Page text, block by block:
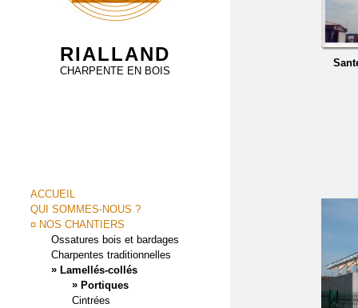
RIALLAND
CHARPENTE EN BOIS
ACCUEIL
QUI SOMMES-NOUS ?
¤ NOS CHANTIERS
Ossatures bois et bardages
Charpentes traditionnelles
» Lamellés-collés
» Portiques
Cintrées